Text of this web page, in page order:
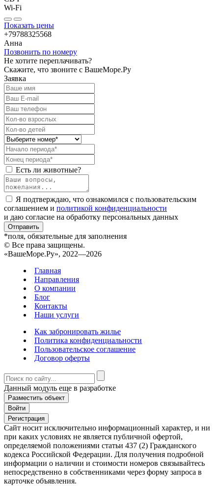
Wi-Fi
Показать цены
+79788325568
Анна
Позвонить по номеру
Не хотите переплачивать?
Скажите, что звоните с ВашеМоре.Ру
Заявка
Есть ли животные?
Я подтверждаю, что ознакомился с пользовательским
соглашением и политикой конфиденциальности
и даю согласие на обработку персональных данных
Отправить
*поля, обязательные для заполнения
© Все права защищены.
«ВашеМоре.Ру», 2022—2026
Главная
Направления
О компании
Блог
Контакты
Наши услуги
Как забронировать жилье
Политика конфиденциальности
Пользовательское соглашение
Договор оферты
Данный модуль еще в разработке
Разместить объект
Войти
Регистрация
Сайт носит исключительно информационный характер, и ни
при каких условиях не является публичной офертой,
определяемой положениями статьи 437 (2) Гражданского
кодекса Российской Федерации. Для получения подробной
информации о наличии и стоимости номеров связывайтесь
непосредственно в собственниками через форму запроса в
карточке объявления.